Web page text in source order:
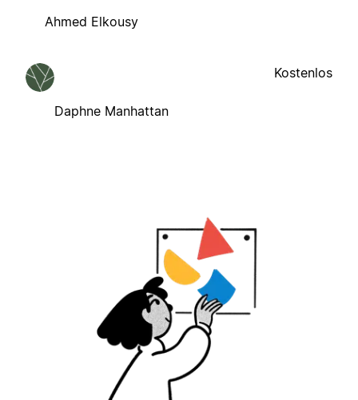
Ahmed Elkousy
Daphne Manhattan
Kostenlos